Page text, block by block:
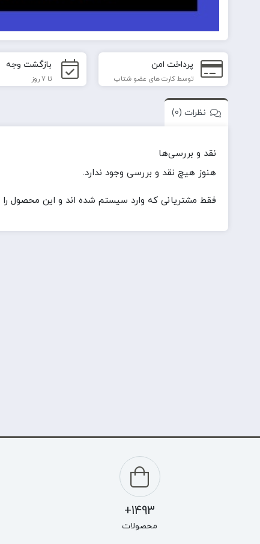
پرداخت امن
توسط کارت های عضو شتاب
بازگشت وجه
تا 7 روز
نظرات (0)
نقد و بررسی‌ها
هنوز هیچ نقد و بررسی وجود ندارد.
فقط مشتریانی که وارد سیستم شده اند و این محصول را
1493+
محصولات